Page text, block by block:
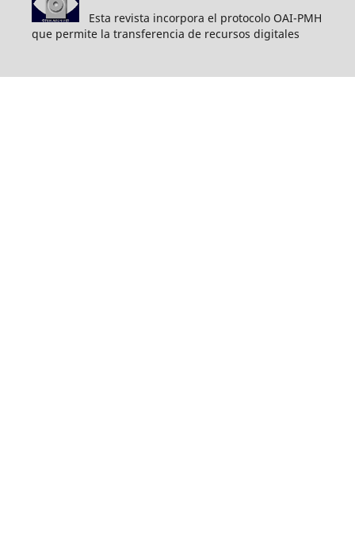
Esta revista incorpora el protocolo OAI-PMH
que permite la transferencia de recursos digitales